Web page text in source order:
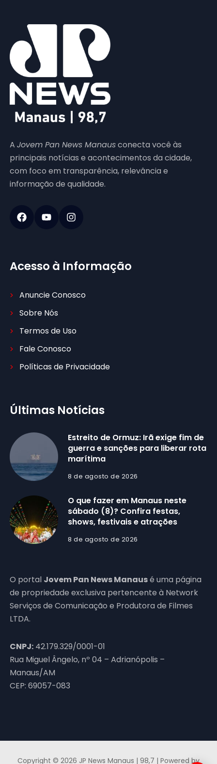
A Jovem Pan News Manausconecta você às
principais notícias e acontecimentos da cidade,
com foco em transparência, relevância e
informação de qualidade.
Acesso à Informação
Anuncie Conosco
Sobre Nós
Termos de Uso
Fale Conosco
Políticas de Privacidade
Últimas Notícias
Estreito de Ormuz: Irã exige fim de
guerra e sanções para liberar rota
marítima
8 de agosto de 2026
O que fazer em Manaus neste
sábado (8)? Confira festas,
shows, festivais e atrações
8 de agosto de 2026
O portal Jovem Pan News Manausé uma página
de propriedade exclusiva pertencente à Network
Serviços de Comunicação e Produtora de Filmes
LTDA.
CNPJ: 42.179.329/0001-01
Rua Miguel Ângelo, nº 04 – Adrianópolis –
Manaus/AM
CEP: 69057-083
Copyright © 2026 JP News Manaus | 98,7 | Powered by